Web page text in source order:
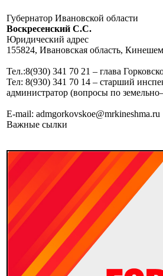
Губернатор Ивановской области
Воскресенский C.C.
Юридический адрес
155824, Ивановская область,
Тел.:8(930) 341 70 21 – глава
Тел: 8(930) 341 70 14 – старший
администратор (вопросы по
E-mail: admgorkovskoe@mrkineshma.ru
Важные сылки